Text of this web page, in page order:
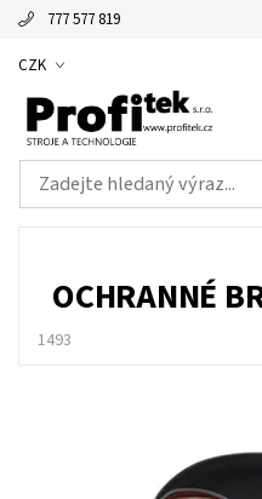
777 577 819
CZK
OCHRANNÉ
1493
Alžbětka -